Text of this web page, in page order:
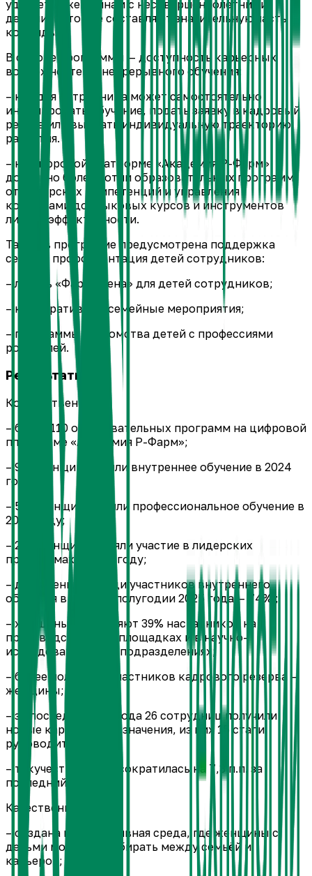
уделяется женщинам с несовершеннолетними
детьми, которые составляют значительную часть
команды.
В основе программы — доступность карьерных
возможностей и непрерывного обучения:
– каждая сотрудница может самостоятельно
инициировать обучение, подать заявку в кадровый
резерв или выбрать индивидуальную траекторию
развития.
– на цифровой платформе «Академия Р-Фарм»
доступно более сотни образовательных программ:
от лидерских компетенций и управления
командами до языковых курсов и инструментов
личной эффективности.
Также в программе предусмотрена поддержка
семей и профориентация детей сотрудников:
– лагерь «ФармСмена» для детей сотрудников;
– корпоративные семейные мероприятия;
– программы знакомства детей с профессиями
родителей.
Результаты
Количественные:
– более 110 образовательных программ на цифровой
платформе «Академия Р-Фарм»;
– 937 женщин прошли внутреннее обучение в 2024
году;
– 555 женщин прошли профессиональное обучение в
2024 году;
– 205 женщин приняли участие в лидерских
программах в 2024 году;
– доля женщин среди участников внутреннего
обучения в первом полугодии 2025 года — 74% ;
– женщины составляют 39% наставников на
производственных площадках и в научно-
исследовательских подразделениях;
– более половины участников кадрового резерва —
женщины;
– за последние три года 26 сотрудниц получили
новые карьерные назначения, из них 15 стали
руководителями;
– текучесть кадров сократилась на 7,3 п.п. за
последний год.
Качественные:
– создана корпоративная среда, где женщины с
детьми могут не выбирать между семьёй и
карьерой;